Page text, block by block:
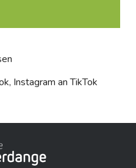
, Instagram anTikTok